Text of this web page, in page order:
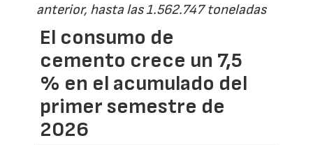
anterior, hasta las 1.562.747 toneladas
El consumo de
cemento crece un 7,5
% en el acumulado del
primer semestre de
2026